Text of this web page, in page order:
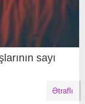
sayı
Ətraflı